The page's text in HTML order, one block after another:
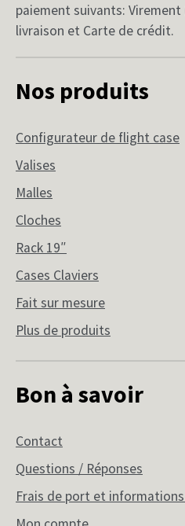
paiement suivants: Virement
livraison et Carte de crédit.
Nos produits
Configurateur de flight case
Valises
Malles
Cloches
Rack 19″
Cases Claviers
Fait sur mesure
Plus de produits
Bon à savoir
Contact
Questions / Réponses
Frais de port et